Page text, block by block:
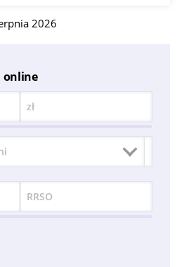
2026
online
zł
RRSO